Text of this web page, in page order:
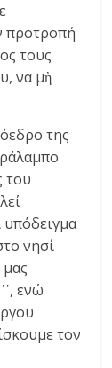
προτροπή
τους
να μὴ
της
του
νησί
ενώ
τον